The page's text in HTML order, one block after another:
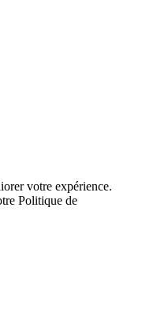
votre expérience.
Politique de